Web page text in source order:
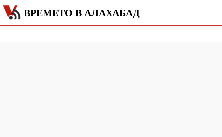
ВРЕМЕТО В АЛАХАБАД